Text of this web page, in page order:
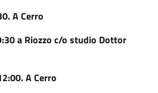
A Cerro
a Riozzo c/o studio Dottor
A Cerro